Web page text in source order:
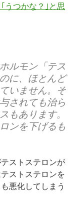
うつかな？｣と思
ルモン「テス
に、ほとんど
いません。そ
されても治ら
もあります。
ンを下げるも
ストステロンが
ストステロンを
悪化してしまう